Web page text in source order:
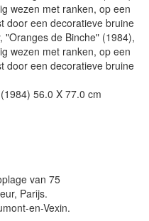
(1984) 56.0 X 77.0 cm
van 75
Parijs.
en-Vexin.